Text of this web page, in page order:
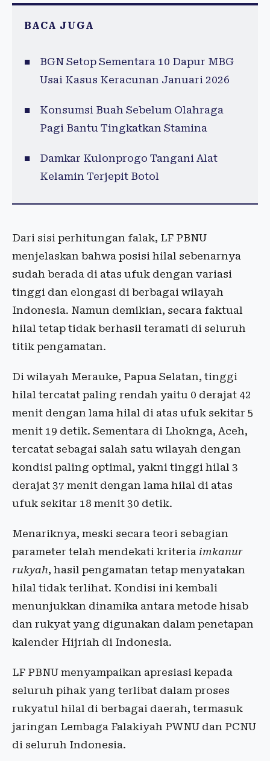
BACA JUGA
BGN Setop Sementara 10 Dapur MBG
Usai Kasus Keracunan Januari 2026
Konsumsi Buah Sebelum Olahraga
Pagi Bantu Tingkatkan Stamina
Damkar Kulonprogo Tangani Alat
Kelamin Terjepit Botol
Dari sisi perhitungan falak, LF PBNU
menjelaskan bahwa posisi hilal sebenarnya
sudah berada di atas ufuk dengan variasi
tinggi dan elongasi di berbagai wilayah
Indonesia. Namun demikian, secara faktual
hilal tetap tidak berhasil teramati di seluruh
titik pengamatan.
Di wilayah Merauke, Papua Selatan, tinggi
hilal tercatat paling rendah yaitu 0 derajat 42
menit dengan lama hilal di atas ufuk sekitar 5
menit 19 detik. Sementara di Lhoknga, Aceh,
tercatat sebagai salah satu wilayah dengan
kondisi paling optimal, yakni tinggi hilal 3
derajat 37 menit dengan lama hilal di atas
ufuk sekitar 18 menit 30 detik.
Menariknya, meski secara teori sebagian
parameter telah mendekati kriteria imkanur
rukyah, hasil pengamatan tetap menyatakan
hilal tidak terlihat. Kondisi ini kembali
menunjukkan dinamika antara metode hisab
dan rukyat yang digunakan dalam penetapan
kalender Hijriah di Indonesia.
LF PBNU menyampaikan apresiasi kepada
seluruh pihak yang terlibat dalam proses
rukyatul hilal di berbagai daerah, termasuk
jaringan Lembaga Falakiyah PWNU dan PCNU
di seluruh Indonesia.